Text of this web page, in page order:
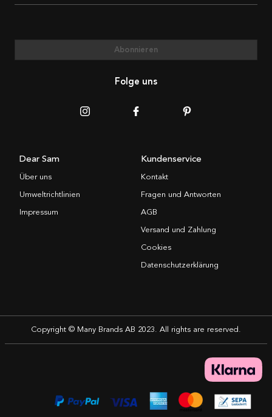
Abonnieren
Folge uns
Dear Sam
Über uns
Umweltrichtlinien
Impressum
Kundenservice
Kontakt
Fragen und Antworten
AGB
Versand und Zahlung
Cookies
Datenschutzerklärung
Copyright © Many Brands AB 2023. All rights are reserved.